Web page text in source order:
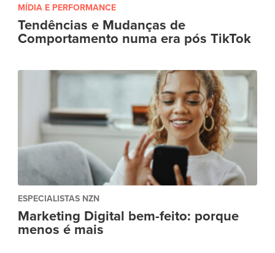
MÍDIA E PERFORMANCE
Tendências e Mudanças de
Comportamento numa era pós TikTok
ESPECIALISTAS NZN
Marketing Digital bem-feito: porque
menos é mais